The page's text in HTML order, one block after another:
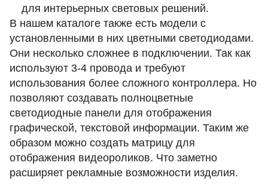
для интерьерных световых решений.
В нашем каталоге также есть модели с
установленными в них цветными светодиодами.
Они несколько сложнее в подключении. Так как
используют 3-4 провода и требуют
использования более сложного контроллера. Но
позволяют создавать полноцветные
светодиодные панели для отображения
графической, текстовой информации. Таким же
образом можно создать матрицу для
отображения видеороликов. Что заметно
расширяет рекламные возможности изделия.